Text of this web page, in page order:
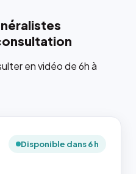
en vidéo de 6h à
Disponible dans 6 h